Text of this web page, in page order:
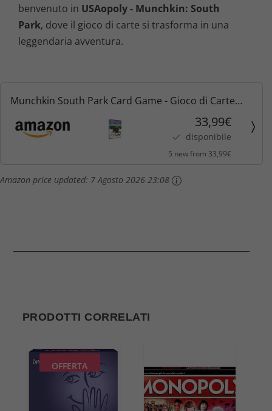
benvenuto in USAopoly - Munchkin: South
Park, dove il gioco di carte si trasforma in una
leggendaria avventura.
Munchkin South Park Card Game - Gioco di Carte
con Personaggi di South Park | Ispirato ai Giochi
Munchkin di Steve Jackson | Ufficiale Comedy
33,99€
disponibile
5 new from 33,99€
Amazon price updated: 7 Agosto 2026 23:08
PRODOTTI CORRELATI
OFFERTA